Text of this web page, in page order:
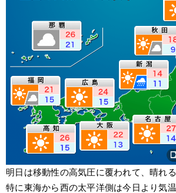
明日は移動性の高気圧に覆われて、晴れ
特に東海から西の太平洋側は今日より気